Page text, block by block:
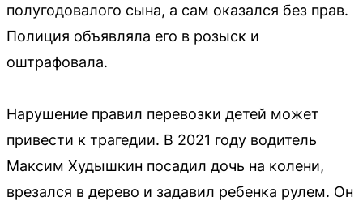
полугодовалого сына, а сам оказался без прав.
Полиция объявляла его в розыск и
оштрафовала.
Нарушение правил перевозки детей может
привести к трагедии. В 2021 году водитель
Максим Худышкин посадил дочь на колени,
врезался в дерево и задавил ребенка рулем. Он